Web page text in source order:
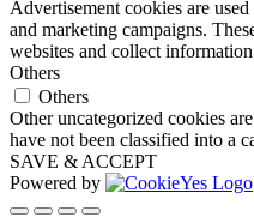
Advertisement cookies are
and marketing campaigns.
websites and collect
Others
Others
Other uncategorized cookies
have not been classified into a
SAVE & ACCEPT
Powered by